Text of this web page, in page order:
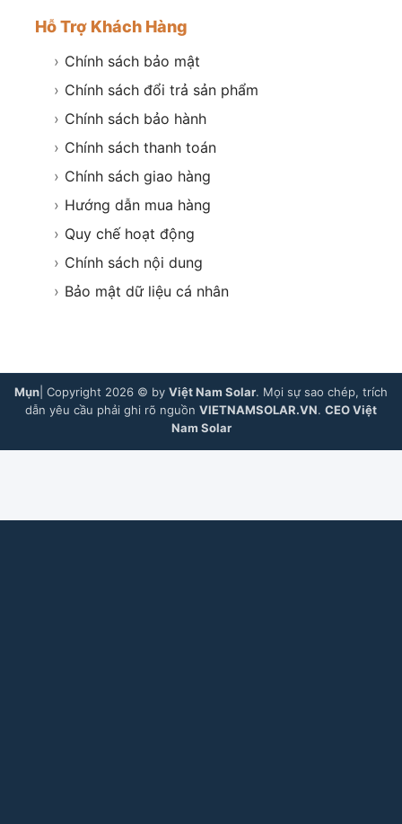
Hỗ Trợ Khách Hàng
› Chính sách bảo mật
› Chính sách đổi trả sản phẩm
› Chính sách bảo hành
› Chính sách thanh toán
› Chính sách giao hàng
› Hướng dẫn mua hàng
› Quy chế hoạt động
› Chính sách nội dung
› Bảo mật dữ liệu cá nhân
Mụn | Copyright 2026 © by Việt Nam Solar. Mọi sự sao chép, trích
dẫn yêu cầu phải ghi rõ nguồn VIETNAMSOLAR.VN. CEO Việt
Nam Solar